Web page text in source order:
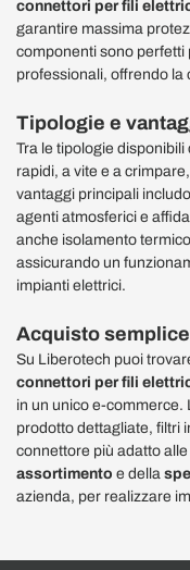
connettori per fili
garantire massima
componenti sono perfetti
professionali, offrendo la
Tipologie e
Tra le tipologie
rapidi, a vite e a
vantaggi principali
agenti atmosferici e
anche isolamento
assicurando un
impianti elettrici.
Acquisto
Su Liberotech puoi
connettori per fili
in un unico e-commerce.
prodotto dettagliate, filtri
connettore più adatto
assortimento e della
azienda, per realizzare